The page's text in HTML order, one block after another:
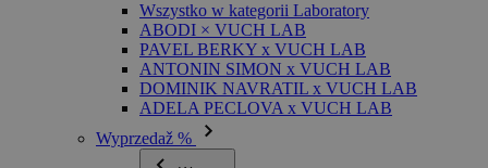
Wszystko w kategorii Laboratory
ABODI × VUCH LAB
PAVEL BERKY x VUCH LAB
ANTONIN SIMON x VUCH LAB
DOMINIK NAVRATIL x VUCH LAB
ADELA PECLOVA x VUCH LAB
Wyprzedaž %